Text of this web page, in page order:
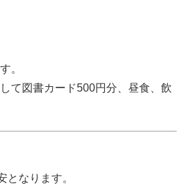
。
て図書カード500円分、昼食、飲
となります。